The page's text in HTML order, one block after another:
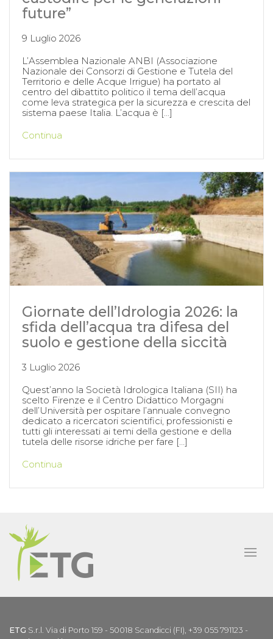
future”
9 Luglio 2026
L’Assemblea Nazionale ANBI (Associazione
Nazionale dei Consorzi di Gestione e Tutela del
Territorio e delle Acque Irrigue) ha portato al
centro del dibattito politico il tema dell’acqua
come leva strategica per la sicurezza e crescita del
sistema paese Italia. L’acqua è […]
Continua
Giornate dell’Idrologia 2026: la
sfida dell’acqua tra difesa del
suolo e gestione della siccità
3 Luglio 2026
Quest’anno la Società Idrologica Italiana (SII) ha
scelto Firenze e il Centro Didattico Morgagni
dell’Università per ospitare l’annuale convegno
dedicato a ricercatori scientifici, professionisti e
tutti gli interessati ai temi della gestione e della
tutela delle risorse idriche per fare […]
Continua
ETG S.r.l. Via di Porto 159 - 50018 Scandicci (FI), +39 055 791123 -